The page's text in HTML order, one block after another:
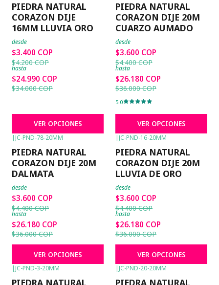
PIEDRA NATURAL
CORAZON DIJE
16MM LLUVIA ORO
desde
$3.400 COP
$4.200 COP
hasta
$24.990 COP
$34.000 COP
VER OPCIONES
PIEDRA NATURAL
CORAZON DIJE 20M
CUARZO AUMADO
desde
$3.600 COP
$4.400 COP
hasta
$26.180 COP
$36.000 COP
5.0
VER OPCIONES
|JC-PND-78-20MM
PIEDRA NATURAL
CORAZON DIJE 20M
DALMATA
desde
$3.600 COP
$4.400 COP
hasta
$26.180 COP
$36.000 COP
VER OPCIONES
|JC-PND-16-20MM
PIEDRA NATURAL
CORAZON DIJE 20M
LLUVIA DE ORO
desde
$3.600 COP
$4.400 COP
hasta
$26.180 COP
$36.000 COP
VER OPCIONES
|JC-PND-3-20MM |JC-PND-20-20MM